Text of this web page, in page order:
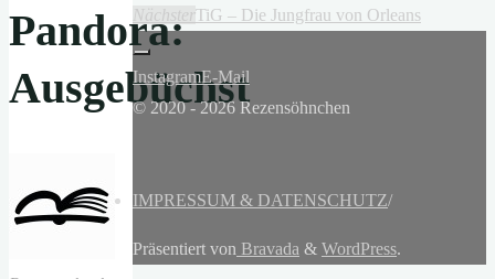
Pandora:
Ausgebüchst
NächsterTiG – Die Jungfrau von Orleans
InstagramE-Mail
© 2020 - 2026 Rezensöhnchen
IMPRESSUM & DATENSCHUTZ/
Präsentiert von Bravada & WordPress.